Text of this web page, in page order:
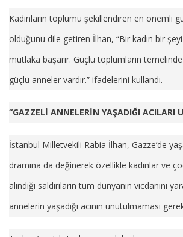
Kadınların toplumu şekillendiren en önemli
olduğunu dile getiren İlhan, “Bir kadın bir
mutlaka başarır. Güçlü toplumların
güçlü anneler vardır.” ifadelerini kullandı.
“GAZZELİ ANNELERİN YAŞADIĞI ACILARI
İstanbul Milletvekili Rabia İlhan, Gazze’de
dramına da değinerek özellikle kadınlar ve
alındığı saldırıların tüm dünyanın vicdanını
annelerin yaşadığı acının unutulmaması